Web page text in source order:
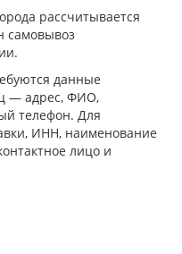
рассчитывается
самовывоз
данные
— адрес, ФИО,
телефон. Для
ИНН, наименование
лицо и